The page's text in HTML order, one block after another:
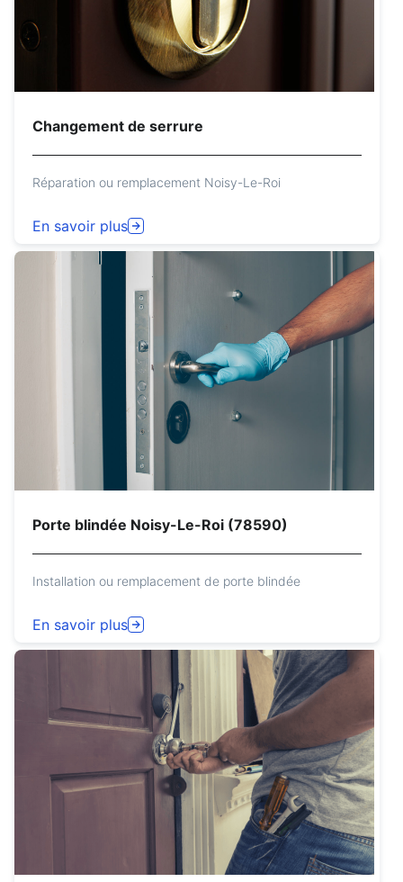
Changement de serrure
Réparation ou remplacement Noisy-Le-Roi
En savoir plus
Porte blindée Noisy-Le-Roi (78590)
Installation ou remplacement de porte blindée
En savoir plus